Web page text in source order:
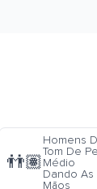
👬🏽
Homens
Tom De
Médio
Dando As
Mãos